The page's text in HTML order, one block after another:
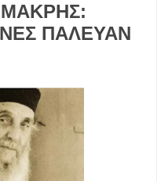
ΜΑΚΡΗΣ:
ΠΑΛΕΥΑΝ